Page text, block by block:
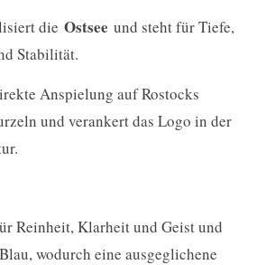
die Ostsee und steht für Tiefe,
Stabilität.
Anspielung auf Rostocks
und verankert das Logo in der
Reinheit, Klarheit und Geist und
wodurch eine ausgeglichene